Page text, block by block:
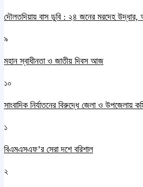
দৌলতদিয়ায় বাস ডুবি : ২৪ জনের মরদেহ উদ্ধার,
৯
মহান স্বাধীনতা ও জাতীয় দিবস আজ
১০
সাংবাদিক নির্যাতনের বিরুদ্ধে জেলা ও উপজেলায়
১
বিএমএসএফ’র সেরা দশে বরিশাল
২